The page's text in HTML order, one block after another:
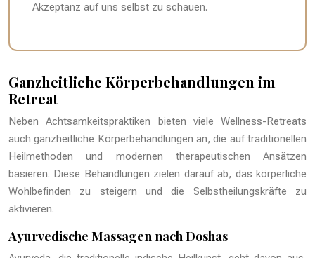
Akzeptanz auf uns selbst zu schauen.
Ganzheitliche Körperbehandlungen im
Retreat
Neben Achtsamkeitspraktiken bieten viele Wellness-Retreats
auch ganzheitliche Körperbehandlungen an, die auf traditionellen
Heilmethoden und modernen therapeutischen Ansätzen
basieren. Diese Behandlungen zielen darauf ab, das körperliche
Wohlbefinden zu steigern und die Selbstheilungskräfte zu
aktivieren.
Ayurvedische Massagen nach Doshas